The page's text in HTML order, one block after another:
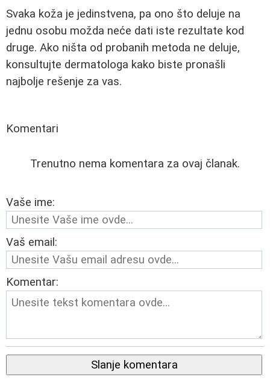
Svaka koža je jedinstvena, pa ono što deluje na
jednu osobu možda neće dati iste rezultate kod
druge. Ako ništa od probanih metoda ne deluje,
konsultujte dermatologa kako biste pronašli
najbolje rešenje za vas.
Komentari
Trenutno nema komentara za ovaj članak.
Vaše ime:
Vaš email:
Komentar:
Slanje komentara